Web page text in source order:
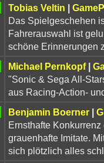
Tobias Veltin |
Das Spielgeschehen
Fahrerauswahl ist
schöne Erinnerungen
Michael Pernkopf|
"Sonic & Sega All-
aus Racing-Action-
Benjamin Boerner|
Ernsthafte
grauenhafte Imitate.
sich plötzlich alles